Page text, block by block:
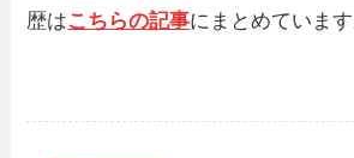
歴はこちらの記事にまとめています